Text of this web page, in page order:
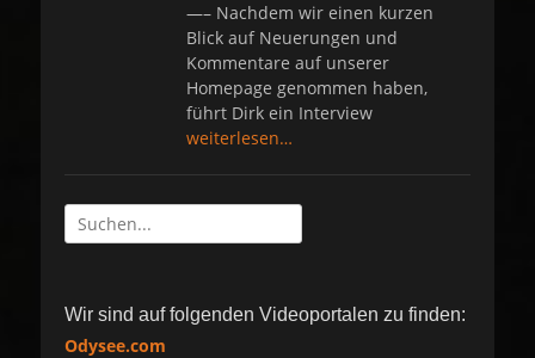
—– Nachdem wir einen kurzen
Blick auf Neuerungen und
Kommentare auf unserer
Homepage genommen haben,
führt Dirk ein Interview
weiterlesen…
Suche
nach:
Wir sind auf folgenden Videoportalen zu finden:
Odysee.com